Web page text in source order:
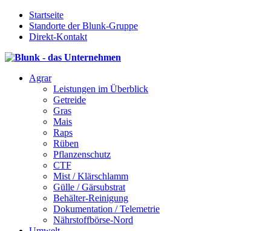
Startseite
Standorte der Blunk-Gruppe
Direkt-Kontakt
Agrar
Leistungen im Überblick
Getreide
Gras
Mais
Raps
Rüben
Pflanzenschutz
CTF
Mist / Klärschlamm
Gülle / Gärsubstrat
Behälter-Reinigung
Dokumentation / Telemetrie
Nährstoffbörse-Nord